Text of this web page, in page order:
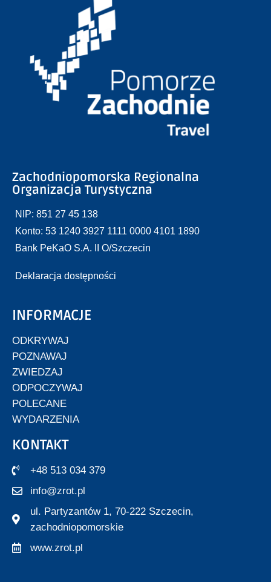
Zachodniopomorska Regionalna
Organizacja Turystyczna
NIP: 851 27 45 138
Konto: 53 1240 3927 1111 0000 4101 1890
Bank PeKaO S.A. II O/Szczecin
Deklaracja dostępności
INFORMACJE
ODKRYWAJ
POZNAWAJ
ZWIEDZAJ
ODPOCZYWAJ
POLECANE
WYDARZENIA
KONTAKT
+48 513 034 379
info@zrot.pl
ul. Partyzantów 1, 70-222 Szczecin,
zachodniopomorskie
www.zrot.pl